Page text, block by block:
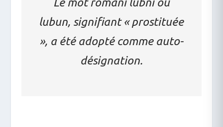
lubun, signifiant « prostituée
», a été adopté comme auto-
désignation.